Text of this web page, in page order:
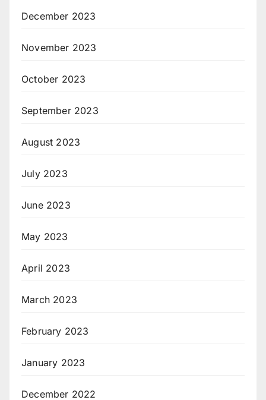
December 2023
November 2023
October 2023
September 2023
August 2023
July 2023
June 2023
May 2023
April 2023
March 2023
February 2023
January 2023
December 2022